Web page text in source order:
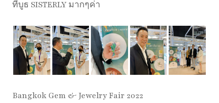
ที่บูธ SISTERLY มากๆค่า
Bangkok Gem & Jewelry Fair 2022